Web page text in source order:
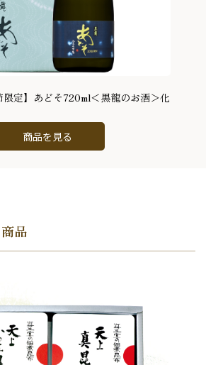
限定】あどそ720ml＜黒龍のお酒＞化
商品を見る
品